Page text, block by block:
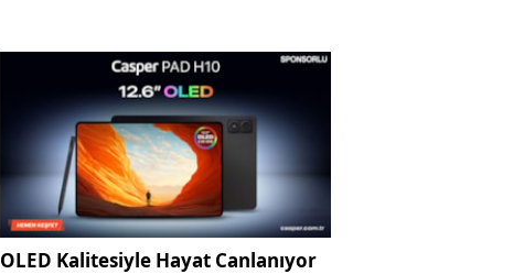
OLED Kalitesiyle Hayat Canlanıyor